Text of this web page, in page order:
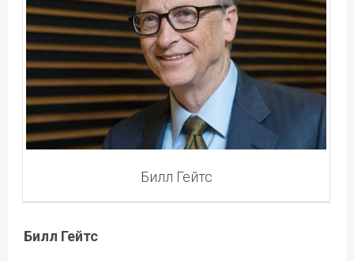
Билл Гейтс
Билл Гейтс